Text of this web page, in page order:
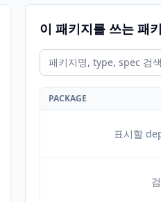
이 패키지를 쓰는 패
PACKAGE
표시할